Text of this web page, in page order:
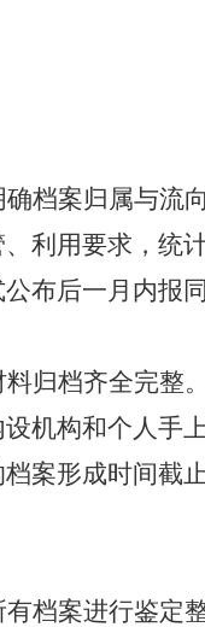
确档案归属与流
利用要求，统
布后一月内报
归档齐全完整
机构和个人手
案形成时间截
档案进行鉴定